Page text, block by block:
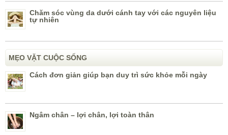
Chăm sóc vùng da dưới cánh tay với các nguyên liệu
tự nhiên
MẸO VẶT CUỘC SỐNG
Cách đơn giản giúp bạn duy trì sức khỏe mỗi ngày
Ngâm chân – lợi chân, lợi toàn thân